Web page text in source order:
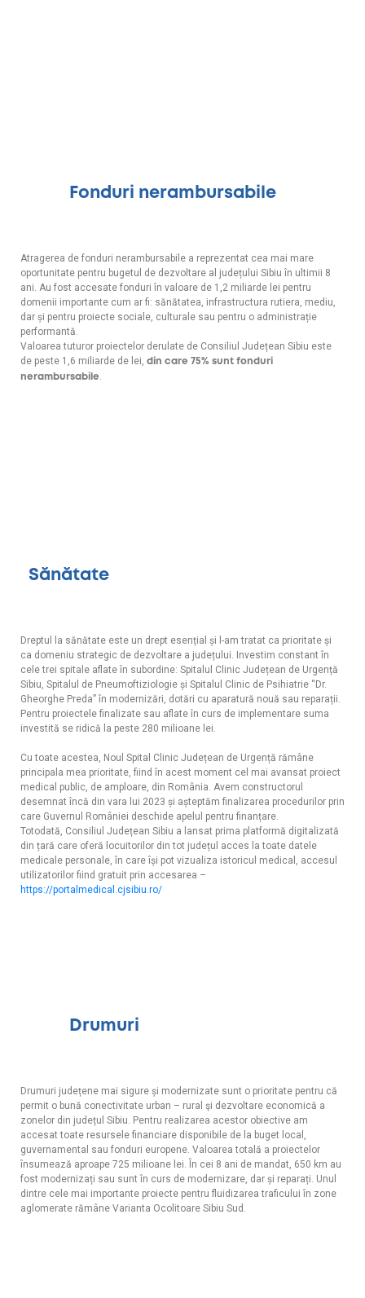
Fonduri nerambursabile
Atragerea de fonduri nerambursabile a reprezentat cea mai mare
oportunitate pentru bugetul de dezvoltare al județului Sibiu în ultimii 8
ani. Au fost accesate fonduri în valoare de 1,2 miliarde lei pentru
domenii importante cum ar fi: sănătatea, infrastructura rutiera, mediu,
dar și pentru proiecte sociale, culturale sau pentru o administrație
performantă.
Valoarea tuturor proiectelor derulate de Consiliul Județean Sibiu este
de peste 1,6 miliarde de lei,
din care 75% sunt fonduri
nerambursabile
Sănătate
Dreptul la sănătate este un drept esențial și l-am tratat ca prioritate și
ca domeniu strategic de dezvoltare a județului. Investim constant în
cele trei spitale aflate în subordine: Spitalul Clinic Județean de Urgență
Sibiu, Spitalul de Pneumoftiziologie și Spitalul Clinic de Psihiatrie “Dr.
Gheorghe Preda” în modernizări, dotări cu aparatură nouă sau reparații.
Pentru proiectele finalizate sau aflate în curs de implementare suma
investită se ridică la peste 280 milioane lei.
Cu toate acestea, Noul Spital Clinic Județean de Urgență rămâne
principala mea prioritate, fiind în acest moment cel mai avansat proiect
medical public, de amploare, din România. Avem constructorul
desemnat încă din vara lui 2023 și așteptăm finalizarea procedurilor prin
care Guvernul României deschide apelul pentru finanțare.
Totodată, Consiliul Județean Sibiu a lansat prima platformă digitalizată
din țară care oferă locuitorilor din tot județul acces la toate datele
medicale personale, în care își pot vizualiza istoricul medical, accesul
utilizatorilor fiind gratuit prin accesarea –
https://portalmedical.cjsibiu.ro/
Drumuri
Drumuri județene mai sigure și modernizate sunt o prioritate pentru că
permit o bună conectivitate urban – rural şi dezvoltare economică a
zonelor din județul Sibiu. Pentru realizarea acestor obiective am
accesat toate resursele financiare disponibile de la buget local,
guvernamental sau fonduri europene. Valoarea totală a proiectelor
însumează aproape 725 milioane lei. În cei 8 ani de mandat, 650 km au
fost modernizați sau sunt în curs de modernizare, dar și reparați. Unul
dintre cele mai importante proiecte pentru fluidizarea traficului în zone
aglomerate rămâne Varianta Ocolitoare Sibiu Sud.